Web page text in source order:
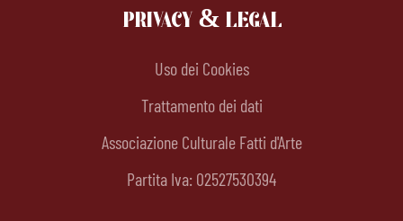
PRIVACY & LEGAL
Uso dei Cookies
Trattamento dei dati
Associazione Culturale Fatti d'Arte
Partita Iva: 02527530394